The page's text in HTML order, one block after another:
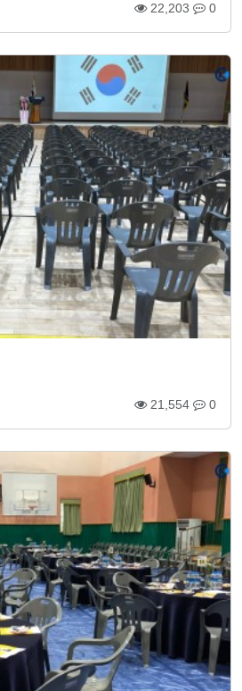
22,203 0
21,554 0